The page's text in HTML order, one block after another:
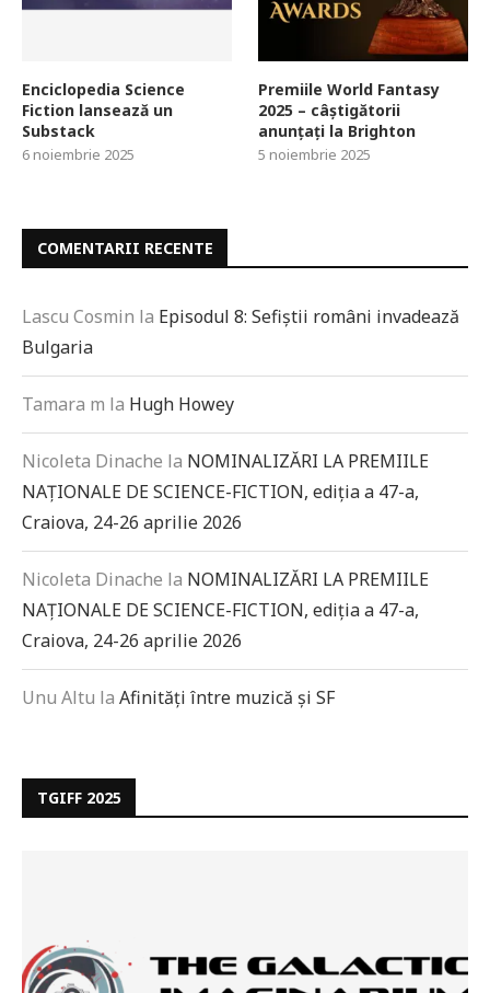
Enciclopedia Science
Fiction lansează un
Substack
6 noiembrie 2025
Premiile World Fantasy
2025 – câștigătorii
anunțați la Brighton
5 noiembrie 2025
COMENTARII RECENTE
Lascu Cosmin la Episodul 8: Sefiștii români invadează
Bulgaria
Tamara m la Hugh Howey
Nicoleta Dinache la NOMINALIZĂRI LA PREMIILE
NAȚIONALE DE SCIENCE-FICTION, ediția a 47-a,
Craiova, 24-26 aprilie 2026
Nicoleta Dinache la NOMINALIZĂRI LA PREMIILE
NAȚIONALE DE SCIENCE-FICTION, ediția a 47-a,
Craiova, 24-26 aprilie 2026
Unu Altu la Afinități între muzică și SF
TGIFF 2025